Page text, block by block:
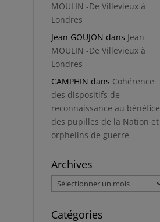
MOULIN -De Villevieux à
Londres
Jean GOUJON dans Jean
MOULIN -De Villevieux à
Londres
CAMPHIN dans Cohérence
des dispositifs de
reconnaissance au bénéfice
des pupilles de la Nation et
orphelins de guerre
Archives
Archives
Catégories